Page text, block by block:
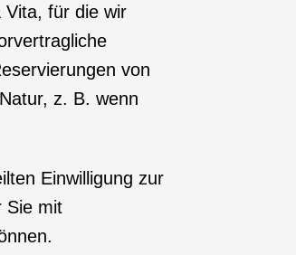
Vita, für die wir
von
z. B. wenn
Einwilligung zur
Sie mit